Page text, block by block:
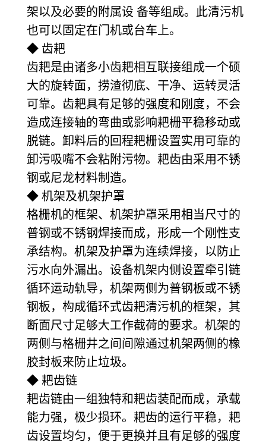
架以及必要的附属设 备等组成。此清污机
也可以固定在门机或台车上。
◆ 齿耙
齿耙是由诸多小齿耙相互联接组成一个硕
大的旋转面，捞渣彻底、干净、运转灵活
可靠。齿耙具有足够的强度和刚度，不会
造成连接轴的弯曲或影响耙栅平稳移动或
脱链。卸料后的回程耙栅设置实用可靠的
卸污吸嘴不会粘附污物。耙齿由采用不锈
钢或尼龙材料制造。
◆ 机架及机架护罩
格栅机的框架、机架护罩采用相当尺寸的
普钢或不锈钢焊接而成，形成一个刚性支
承结构。机架及护罩为连续焊接，以防止
污水向外漏出。设备机架内侧设置牵引链
循环运动轨导，机架两侧为普钢板或不锈
钢板，构成循环式齿耙清污机的框架，其
断面尺寸足够大工作截荷的要求。机架的
两侧与格栅井之间间隙通过机架两侧的橡
胶封板来防止垃圾。
◆ 耙齿链
耙齿链由一组独特和耙齿装配而成，承载
能力强，极少损环。耙齿的运行平稳，耙
齿设置均匀，便于更换并且有足够的强度